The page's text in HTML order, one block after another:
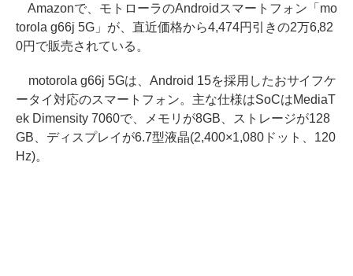
Amazonで、モトローラのAndroidスマートフォン「mo
torola g66j 5G」が、直近価格から4,474円引きの2万6,82
0円で販売されている。
motorola g66j 5Gは、Android 15を採用したおサイフケ
ータイ対応のスマートフォン。主な仕様はSoCはMediaT
ek Dimensity 7060で、メモリが8GB、ストレージが128
GB、ディスプレイが6.7型液晶(2,400×1,080ドット、120
Hz)。